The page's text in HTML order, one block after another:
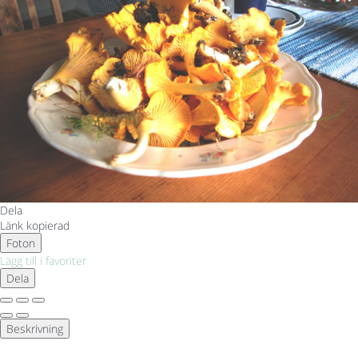
Dela
Länk kopierad
Foton
Lägg till i favoriter
Dela
Beskrivning